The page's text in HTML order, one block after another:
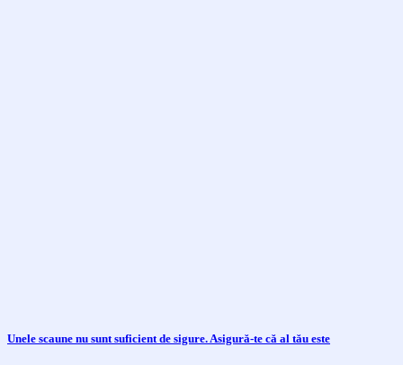
Unele scaune nu sunt suficient de sigure. Asigură-te că al tău este